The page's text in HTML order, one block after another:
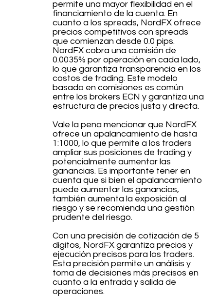
permite una mayor flexibilidad en el
financiamiento de la cuenta. En
cuanto a los spreads, NordFX ofrece
precios competitivos con spreads
que comienzan desde 0.0 pips.
NordFX cobra una comisión de
0.0035% por operación en cada lado,
lo que garantiza transparencia en los
costos de trading. Este modelo
basado en comisiones es común
entre los brokers ECN y garantiza una
estructura de precios justa y directa.
Vale la pena mencionar que NordFX
ofrece un apalancamiento de hasta
1:1000, lo que permite a los traders
ampliar sus posiciones de trading y
potencialmente aumentar las
ganancias. Es importante tener en
cuenta que si bien el apalancamiento
puede aumentar las ganancias,
también aumenta la exposición al
riesgo y se recomienda una gestión
prudente del riesgo.
Con una precisión de cotización de 5
dígitos, NordFX garantiza precios y
ejecución precisos para los traders.
Esta precisión permite un análisis y
toma de decisiones más precisos en
cuanto a la entrada y salida de
operaciones.